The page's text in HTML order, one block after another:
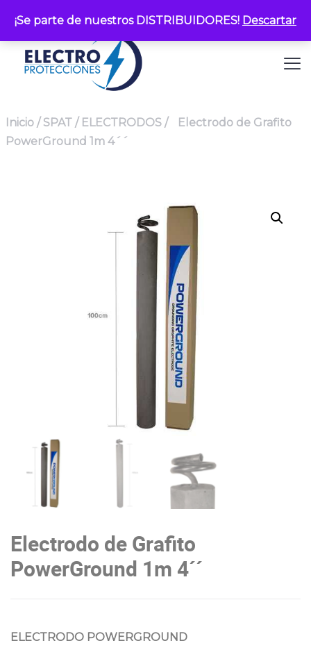
¡Se parte de nuestros DISTRIBUIDORES! Descartar
Inicio / SPAT / ELECTRODOS /
Electrodo de Grafito
PowerGround 1m 4´´
Electrodo de Grafito
PowerGround 1m 4´´
ELECTRODO POWERGROUND